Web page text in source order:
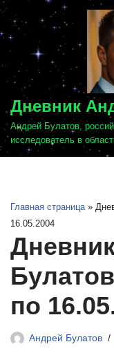
Перейти
к
содержимому
Дневник
Андрей Булатов,
исследователь в
Главная страница »
16.05.2004
по
Андрей Булатов